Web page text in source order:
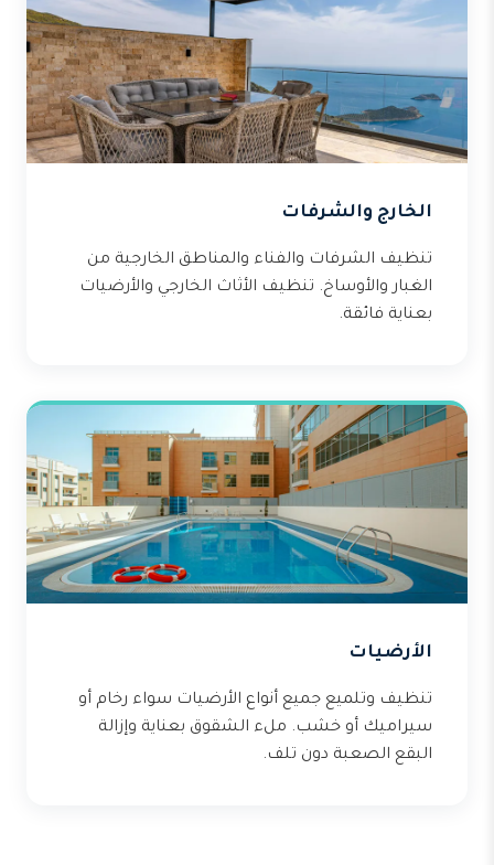
الخارج والشرفات
تنظيف الشرفات والفناء والمناطق الخارجية من
الغبار والأوساخ. تنظيف الأثاث الخارجي والأرضيات
بعناية فائقة.
الأرضيات
تنظيف وتلميع جميع أنواع الأرضيات سواء رخام أو
سيراميك أو خشب. ملء الشقوق بعناية وإزالة
البقع الصعبة دون تلف.